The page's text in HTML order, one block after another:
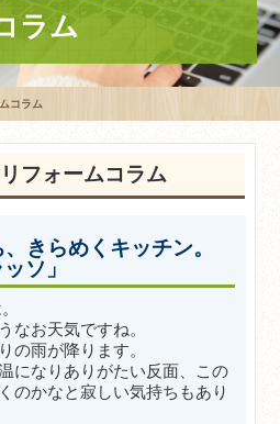
ラム
コラム
フォームコラム
きらめくキッチン。
ソ」
なお天気ですね。
の雨が降ります。
になりありがたい反面、この
のかなと寂しい気持ちもあり